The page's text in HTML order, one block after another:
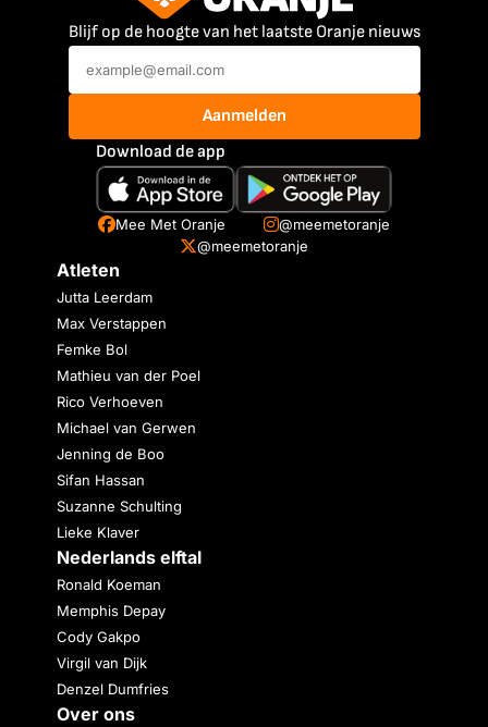
Blijf op de hoogte van het laatste Oranje nieuws
Aanmelden
Download de app
Mee Met Oranje
@meemetoranje
@meemetoranje
Atleten
Jutta Leerdam
Max Verstappen
Femke Bol
Mathieu van der Poel
Rico Verhoeven
Michael van Gerwen
Jenning de Boo
Sifan Hassan
Suzanne Schulting
Lieke Klaver
Nederlands elftal
Ronald Koeman
Memphis Depay
Cody Gakpo
Virgil van Dijk
Denzel Dumfries
Over ons